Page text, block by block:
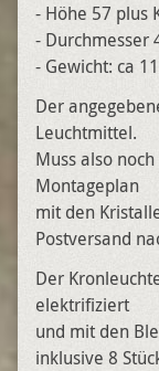
- Höhe 57 plus
- Durchmesser
- Gewicht: ca
Der
Leuchtmittel.
Muss also
Montageplan
mit den
Postversand
Der
elektrifiziert
und mit den
inklusive 8